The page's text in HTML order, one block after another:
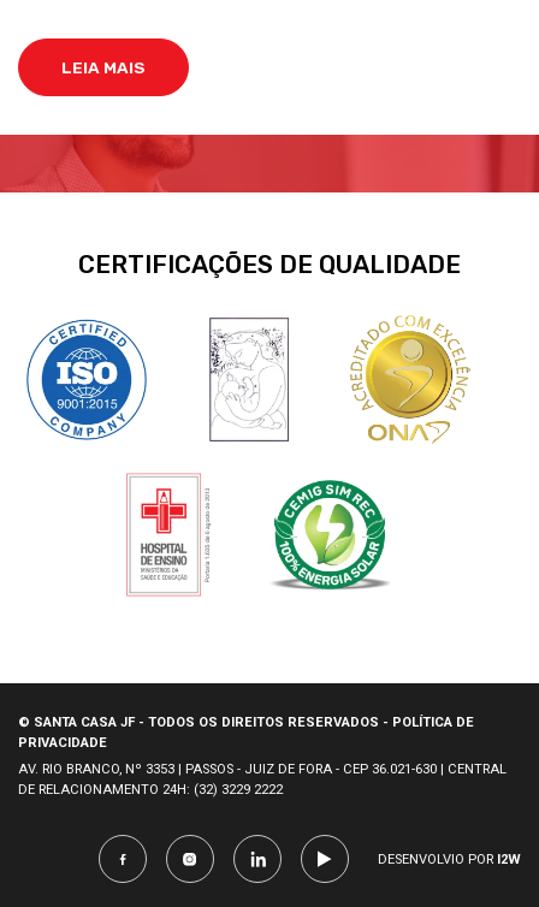
LEIA MAIS
CERTIFICAÇÕES DE QUALIDADE
© SANTA CASA JF - TODOS OS DIREITOS RESERVADOS - POLÍTICA DE
PRIVACIDADE
AV. RIO BRANCO, Nº 3353 | PASSOS - JUIZ DE FORA - CEP 36.021-630 | CENTRAL
DE RELACIONAMENTO 24H: (32) 3229 2222
DESENVOLVIO POR I2W